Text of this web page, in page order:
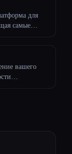
часы
для
самые
вашего